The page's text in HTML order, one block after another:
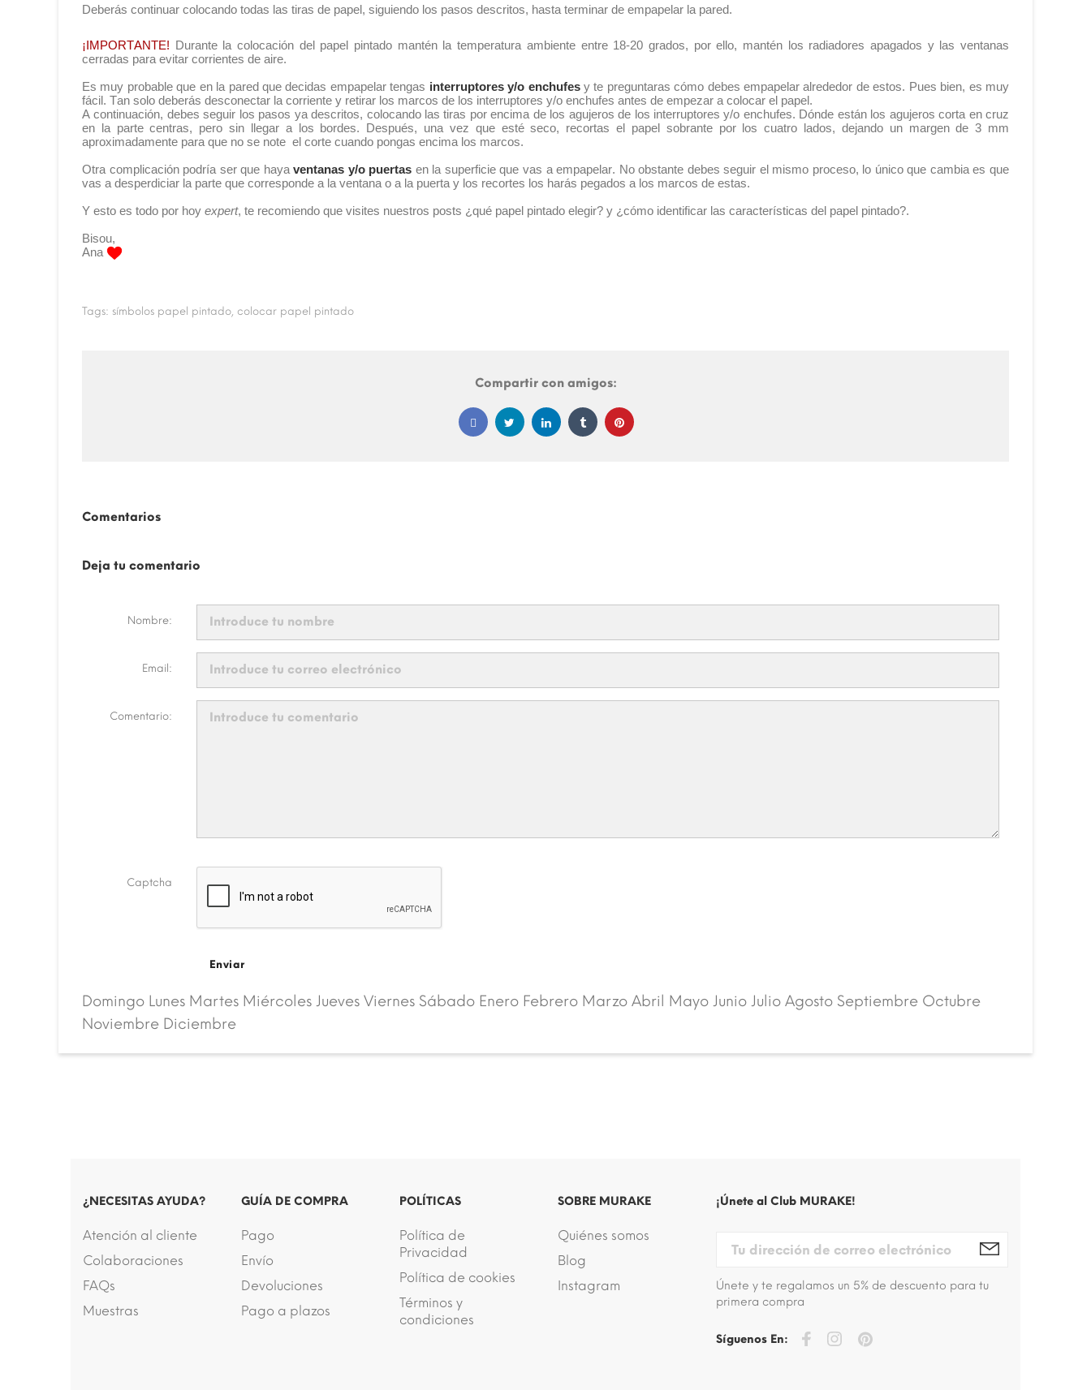
Deberás continuar colocando todas las tiras de papel, siguiendo los pasos descritos, hasta terminar de empapelar la pared.
¡IMPORTANTE! Durante la colocación del papel pintado mantén la temperatura ambiente entre 18-20 grados, por ello, mantén los radiadores apagados y las ventanas
cerradas para evitar corrientes de aire.
Es muy probable que en la pared que decidas empapelar tengas interruptores y/o enchufesy te preguntaras cómo debes empapelar alrededor de estos. Pues bien, es muy
fácil. Tan solo deberás desconectar la corriente y retirar los marcos de los interruptores y/o enchufes antes de empezar a colocar el papel.
A continuación, debes seguir los pasos ya descritos, colocando las tiras por encima de los agujeros de los interruptores y/o enchufes. Dónde están los agujeros corta en cruz
en la parte centras, pero sin llegar a los bordes. Después, una vez que esté seco, recortas el papel sobrante por los cuatro lados, dejando un margen de 3 mm
aproximadamente para que no se note el corte cuando pongas encima los marcos.
Otra complicación podría ser que hayaventanas y/o puertas en la superficie que vas a empapelar. No obstante debes seguir el mismo proceso, lo único que cambia es que
vas a desperdiciar la parte que corresponde a la ventana o a la puerta y los recortes los harás pegados a los marcos de estas.
Y esto es todo por hoy expert, te recomiendo que visites nuestros posts ¿qué papel pintado elegir? y ¿cómo identificar las características del papel pintado?.
Bisou,
Ana
Tags: símbolos papel pintado colocar papel pintado
Compartir con amigos:
Comentarios
Deja tu comentario
Nombre:
Email:
Comentario:
Captcha
Enviar
Domingo Lunes Martes Miércoles Jueves Viernes Sábado Enero Febrero Marzo Abril Mayo Junio Julio Agosto Septiembre Octubre
Noviembre Diciembre
¿NECESITAS AYUDA?
Atención al cliente
Colaboraciones
FAQs
Muestras
GUÍA DE COMPRA
Pago
Envío
Devoluciones
Pago a plazos
POLÍTICAS
Política de
Privacidad
Política de cookies
Términos y
condiciones
SOBRE MURAKE
Quiénes somos
Blog
Instagram
¡Únete al Club MURAKE!
Únete y te regalamos un 5% de descuento para tu
primera compra
Síguenos En: